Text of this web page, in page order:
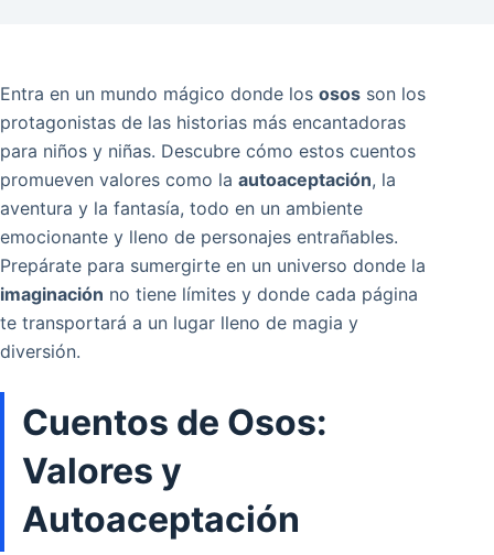
Entra en un mundo mágico donde los osos son los
protagonistas de las historias más encantadoras
para niños y niñas. Descubre cómo estos cuentos
promueven valores como la autoaceptación, la
aventura y la fantasía, todo en un ambiente
emocionante y lleno de personajes entrañables.
Prepárate para sumergirte en un universo donde la
imaginación no tiene límites y donde cada página
te transportará a un lugar lleno de magia y
diversión.
Cuentos de Osos:
Valores y
Autoaceptación